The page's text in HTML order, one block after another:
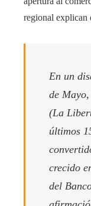
regional explican
En un
de
(La
últimos
crecido
del